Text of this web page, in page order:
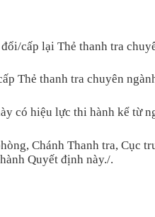
/cấp lại Thẻ thanh tra
Thẻ thanh tra chuyên
có hiệu lực thi hành kể từ
Chánh Thanh tra, Cục
Quyết định này./.